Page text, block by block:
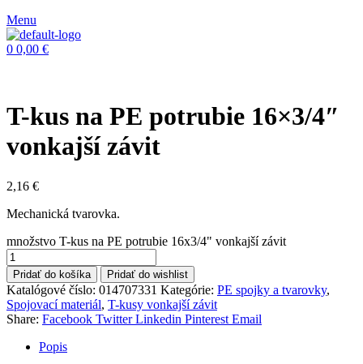
Menu
0 0,00 €
T-kus na PE potrubie 16×3/4″
vonkajší závit
2,16 €
Mechanická tvarovka.
množstvo T-kus na PE potrubie 16x3/4" vonkajší závit
Pridať do košíka Pridať do wishlist
Katalógové číslo: 014707331 Kategórie: PE spojky a tvarovky,
Spojovací materiál, T-kusy vonkajší závit
Share: Facebook Twitter Linkedin Pinterest Email
Popis